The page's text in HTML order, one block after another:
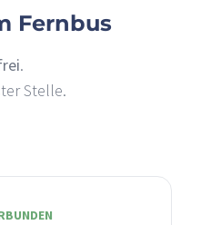
Fernbus
.
Stelle.